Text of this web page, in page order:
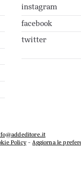
instagram
facebook
twitter
Policy-Aggiorna le